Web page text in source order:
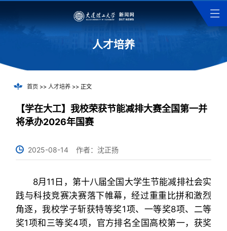
人才培养
首页>> 人才培养>> 正文
【学在大工】我校荣获节能减排大赛全国第一并
将承办2026年国赛
2025-08-14 作者：沈正扬
8月11日，第十八届全国大学生节能减排社会实
践与科技竞赛决赛落下帷幕，经过重重比拼和激烈
角逐，我校学子斩获特等奖1项、一等奖8项、二等
奖1项和三等奖4项，官方排名全国高校第一，获奖